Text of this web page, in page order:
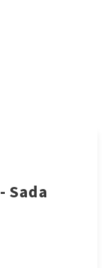
Sada